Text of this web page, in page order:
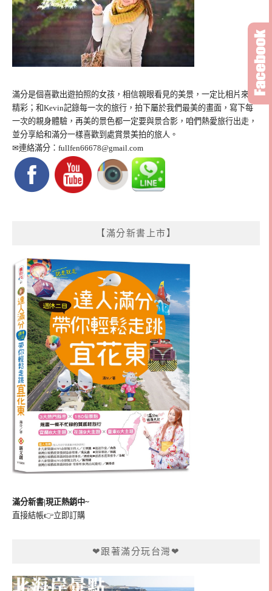
滿分是個喜歡出遊拍照的女孩，相信親眼看見的美景，一定比相片來得
精彩；和Kevin記錄每一次的旅行，拍下屬於我們最美的畫面，寫下每
一次的親身體驗，再美的景色都一定要與景合影，咱們熱愛旅行出走，
並分享給和滿分一樣喜歡到處賞景美拍的旅人。
✉連絡滿分： fullfen66678@gmail.com
【滿分新書上市】
滿分新書|現正熱銷中~
直接結帳👉立即訂購
❤跟著滿分玩台灣❤